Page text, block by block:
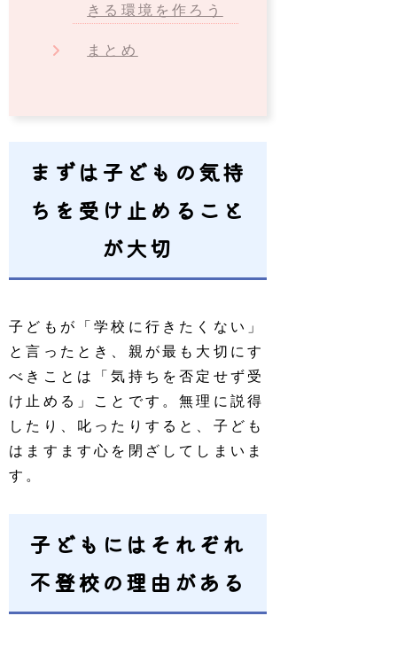
きる環境を作ろう
まとめ
まずは子どもの気持
ちを受け止めること
が大切
子どもが「学校に行きたくない」
と言ったとき、親が最も大切にす
べきことは「気持ちを否定せず受
け止める」ことです。無理に説得
したり、叱ったりすると、子ども
はますます心を閉ざしてしまいま
す。
子どもにはそれぞれ
不登校の理由がある